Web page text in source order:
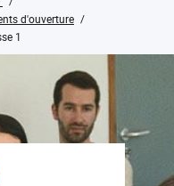
d'ouverture
1